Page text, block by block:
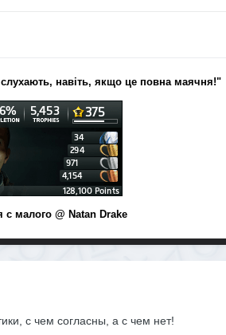
слухають, навіть, якщо це повна
с малого @ Natan Drake
с чем согласны, а с чем нет!